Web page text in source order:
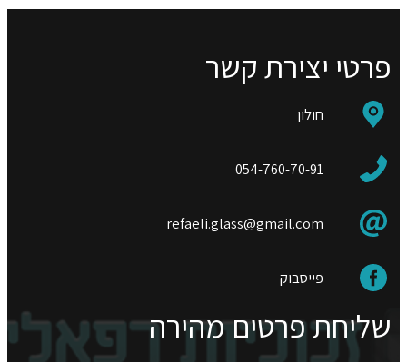
פרטי יצירת קשר
חולון
054-760-70-91
refaeli.glass@gmail.com
פייסבוק
שליחת פרטים מהירה